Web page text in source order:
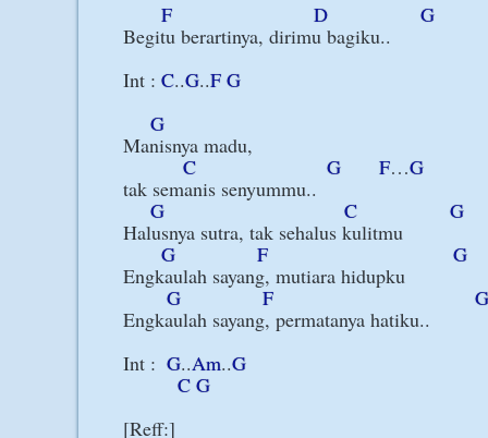
F
D
G
Begitu berartinya, dirimu bagiku..
Int : C..G..F G
G
Manisnya madu,
C
G F…G
tak semanis senyummu..
G
C
G
Halusnya sutra, tak sehalus kulitmu
G
F
G
Engkaulah sayang, mutiara hidupku
G
F
G
Engkaulah sayang, permatanya hatiku..
Int : G..Am..G
C G